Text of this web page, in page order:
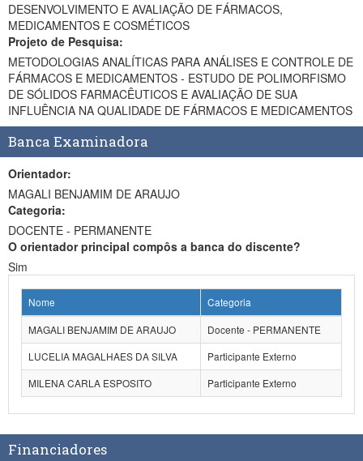
DESENVOLVIMENTO E AVALIAÇÃO DE FÁRMACOS,
MEDICAMENTOS E COSMÉTICOS
Projeto de Pesquisa:
METODOLOGIAS ANALÍTICAS PARA ANÁLISES E CONTROLE DE
FÁRMACOS E MEDICAMENTOS - ESTUDO DE POLIMORFISMO
DE SÓLIDOS FARMACÊUTICOS E AVALIAÇÃO DE SUA
INFLUÊNCIA NA QUALIDADE DE FÁRMACOS E MEDICAMENTOS
Banca Examinadora
Orientador:
MAGALI BENJAMIM DE ARAUJO
Categoria:
DOCENTE - PERMANENTE
O orientador principal compôs a banca do discente?
Sim
Nome
Categoria
MAGALI BENJAMIM DE ARAUJO
Docente - PERMANENTE
LUCELIA MAGALHAES DA SILVA
Participante Externo
MILENA CARLA ESPOSITO
Participante Externo
Financiadores